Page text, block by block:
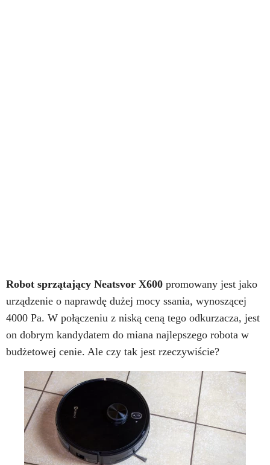
Robot sprzątający Neatsvor X600 promowany jest jako
urządzenie o naprawdę dużej mocy ssania, wynoszącej
4000 Pa. W połączeniu z niską ceną tego odkurzacza, jest
on dobrym kandydatem do miana najlepszego robota w
budżetowej cenie. Ale czy tak jest rzeczywiście?